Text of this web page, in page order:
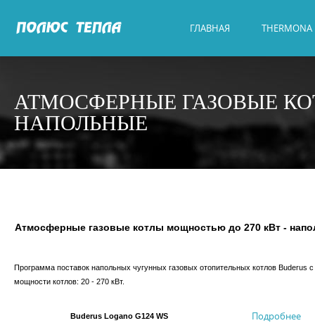
ГЛАВНАЯ THERMONA
АТМОСФЕРНЫЕ ГАЗОВЫЕ
НАПОЛЬНЫЕ
Атмосферные газовые котлы мощностью до 270 кВт -
Программа поставок напольных чугунных газовых отопительных котлов Buderus
мощности котлов: 20 - 270 кВт.
Buderus Logano G124 WS
Подробнее